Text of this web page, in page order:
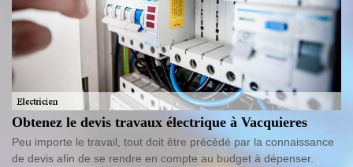
Obtenez le devis travaux électrique à Vacquieres
Peu importe le travail, tout doit être précédé par la connaissance
de devis afin de se rendre en compte au budget à dépenser.